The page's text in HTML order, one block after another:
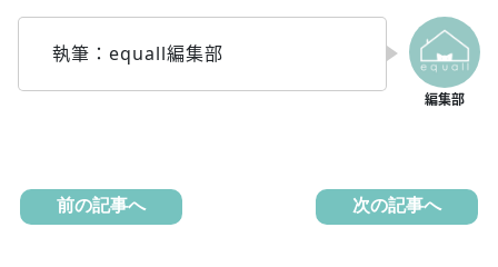
執筆：equall編集部
前の記事へ 次の記事へ